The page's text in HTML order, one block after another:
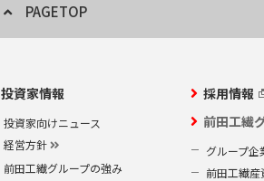
PAGETOP
投資家情報
投資家向けニュース
経営方針
前田工繊グループの強み
採用情報
前田工繊
グループ企
前田工繊産